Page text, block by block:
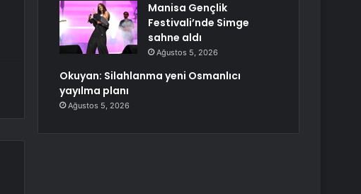
Manisa Gençlik
Festivali’nde Simge
sahne aldı
Ağustos 5, 2026
Okuyan: Silahlanma yeni Osmanlıcı
yayılma planı
Ağustos 5, 2026